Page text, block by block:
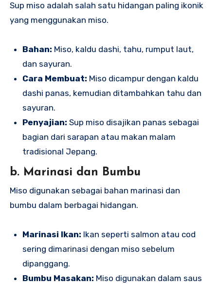
Sup miso adalah salah satu hidangan paling ikonik
yang menggunakan miso.
Bahan: Miso, kaldu dashi, tahu, rumput laut,
dan sayuran.
Cara Membuat: Miso dicampur dengan kaldu
dashi panas, kemudian ditambahkan tahu dan
sayuran.
Penyajian: Sup miso disajikan panas sebagai
bagian dari sarapan atau makan malam
tradisional Jepang.
b. Marinasi dan Bumbu
Miso digunakan sebagai bahan marinasi dan
bumbu dalam berbagai hidangan.
Marinasi Ikan: Ikan seperti salmon atau cod
sering dimarinasi dengan miso sebelum
dipanggang.
Bumbu Masakan: Miso digunakan dalam saus